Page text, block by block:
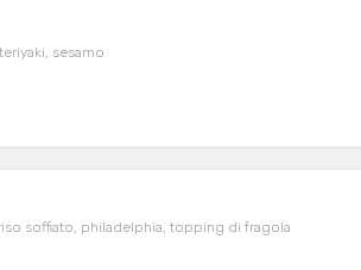
sesamo
soffiato, philadelphia, topping di fragola